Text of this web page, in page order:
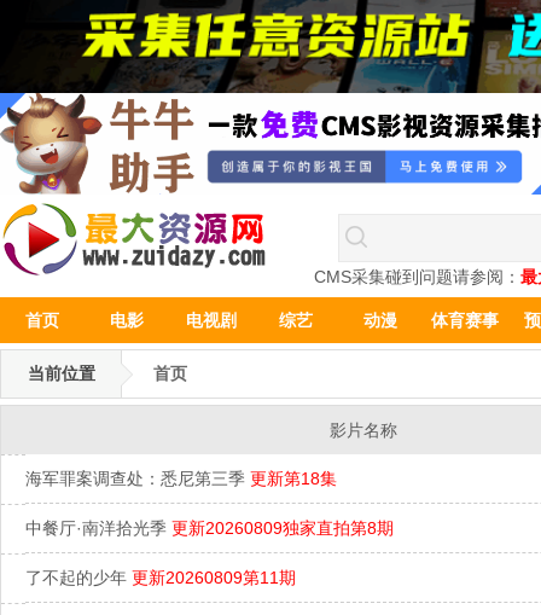
CMS采集碰到问题请参阅： 最
首页 电影 电视剧 综艺 动漫 体育赛事
当前位置 首页
影片名称
海军罪案调查处：悉尼第三季 更新第18集
中餐厅·南洋拾光季 更新20260809独家直拍第8期
了不起的少年 更新20260809第11期